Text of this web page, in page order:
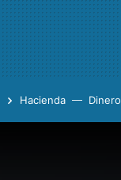
Hacienda Dinero